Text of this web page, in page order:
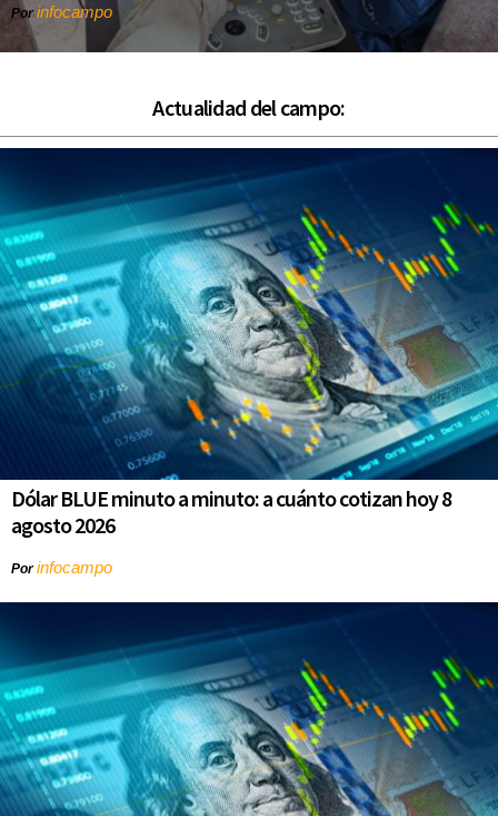
Por infocampo
Actualidad del campo:
Dólar BLUE minuto a minuto: a cuánto cotizan hoy 8
agosto 2026
Porinfocampo